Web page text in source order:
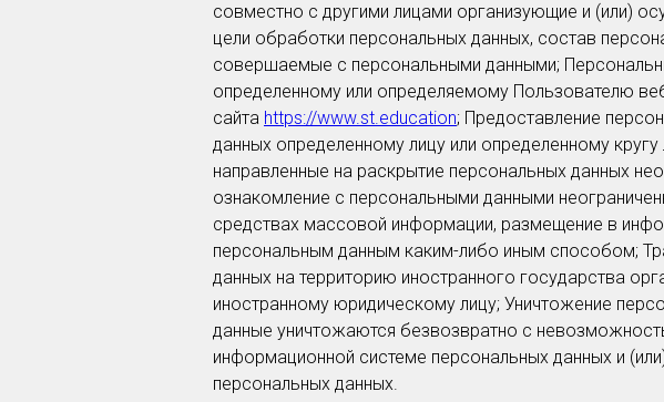
совместно с другими лицами организующие и (или)
цели обработки персональных данных, состав
совершаемые с персональными данными;
определенному или определяемому Пользователю
сайта https://www.st.education; Предоставление
данных определенному лицу или определенному
направленные на раскрытие персональных данных
ознакомление с персональными данными
средствах массовой информации, размещение в
персональным данным каким-либо иным способом;
данных на территорию иностранного государства
иностранному юридическому лицу; Уничтожение
данные уничтожаются безвозвратно с
информационной системе персональных данных и
персональных данных.